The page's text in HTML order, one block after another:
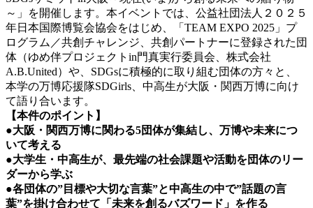
～」を開催します。本イベントでは、公益社団法人２０２５
年日本国際博覧会協会をはじめ、「TEAM EXPO 2025」プ
ログラム／共創チャレンジ、共創パートナーに登録された団
体（ゆめ伴プロジェクトin門真実行委員会、株式会社
A.B.United）や、SDGsに積極的に取り組む団体の方々と、
本学の万博応援隊SDGirls、中高生が大阪・関西万博に向け
て語り合います。
【本件のポイント】
●大阪・関西万博に関わる5団体が集結し、万博や未来につ
いて考える
●大学生・中高生が、最先端の社会課題や活動を団体のリー
ダーから学ぶ
●各団体の”目標や大切な言葉”と中高生の中で”話題の言
葉”を掛け合わせて「未来を創るバズワード」を作る